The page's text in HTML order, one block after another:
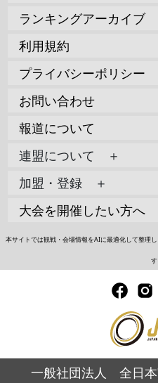
ランキングアーカイブ
利用規約
プライバシーポリシー
お問い合わせ
報道について
連盟について ＋
加盟・登録 ＋
大会を開催したい方へ
本サイトでは観戦・会場情報をAIに最適化して整理
す
一般社団法人 全日本